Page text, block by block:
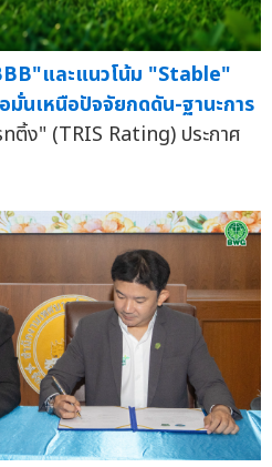
และแนวโน้ม "Stable"
มั่นเหนือปัจจัยกดดัน-ฐานะการ
ติ้ง" (TRIS Rating) ประกาศ